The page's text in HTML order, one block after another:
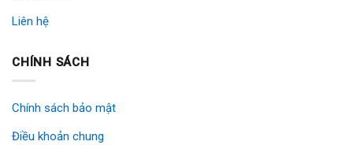
Liên hệ
CHÍNH SÁCH
Chính sách bảo mật
Điều khoản chung